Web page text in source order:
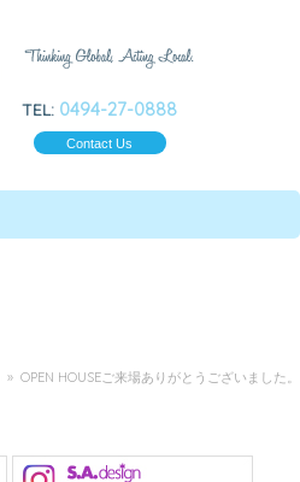
TEL: 0494-27-0888
Contact Us
» OPEN HOUSEご来場ありがとうございました。